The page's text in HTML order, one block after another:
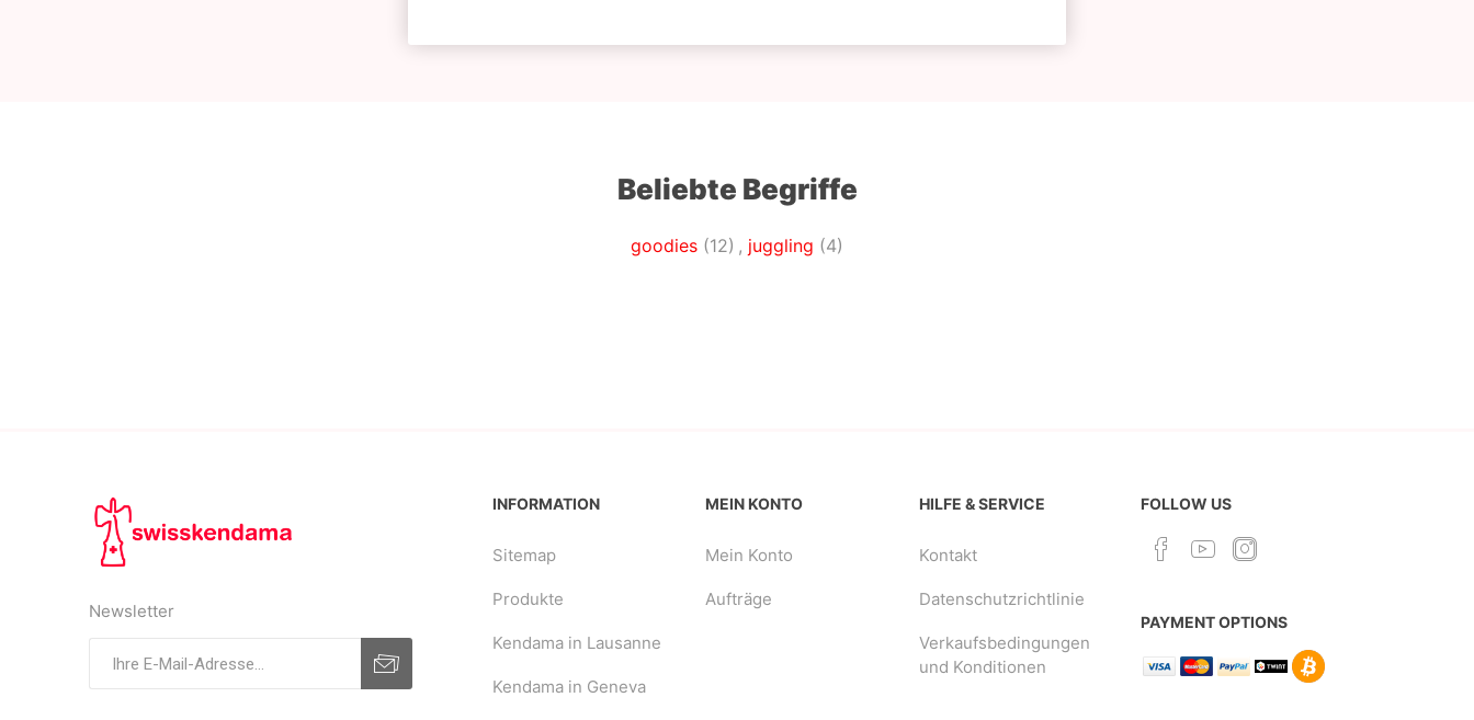
Beliebte Begriffe
goodies (12) , juggling (4)
Newsletter
INFORMATION
Sitemap
Produkte
Kendama in Lausanne
Kendama in Geneva
MEIN KONTO
Mein Konto
Aufträge
HILFE & SERVICE
Kontakt
Datenschutzrichtlinie
Verkaufsbedingungen
und Konditionen
FOLLOW US
PAYMENT OPTIONS